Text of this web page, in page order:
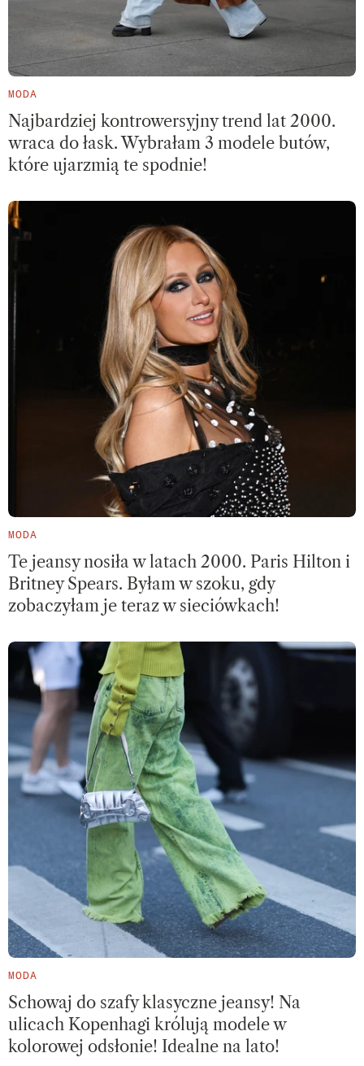
MODA
Najbardziej kontrowersyjny trend lat 2000.
wraca do łask. Wybrałam 3 modele butów,
które ujarzmią te spodnie!
MODA
Te jeansy nosiła w latach 2000. Paris Hilton i
Britney Spears. Byłam w szoku, gdy
zobaczyłam je teraz w sieciówkach!
MODA
Schowaj do szafy klasyczne jeansy! Na
ulicach Kopenhagi królują modele w
kolorowej odsłonie! Idealne na lato!